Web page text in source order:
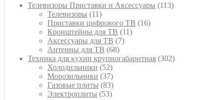
Телевизоры Приставки и Аксессуары 113113
Телевизоры 1111
товаров
Приставки цифрового ТВ 1616
Кронштейны для ТВ 1111
Аксессуары для ТВ 77
Антенны для ТВ 6868
товаров
Техника для кухни крупногабаритная 302302
Холодильники 5252
товара
Морозильники 3737
товаров
Газовые плиты 8383
товара
Электроплиты 5353